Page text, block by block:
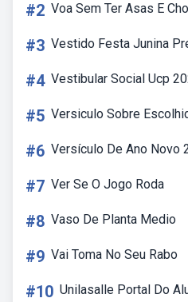
#2 Voa Sem Ter Asas E
#3 Vestido Festa Junina
#4 Vestibular Social Ucp
#5 Versiculo Sobre
#6 Versículo De Ano Novo
#7 Ver Se O Jogo Roda
#8 Vaso De Planta Medio
#9 Vai Toma No Seu Rabo
#10 Unilasalle Portal Do